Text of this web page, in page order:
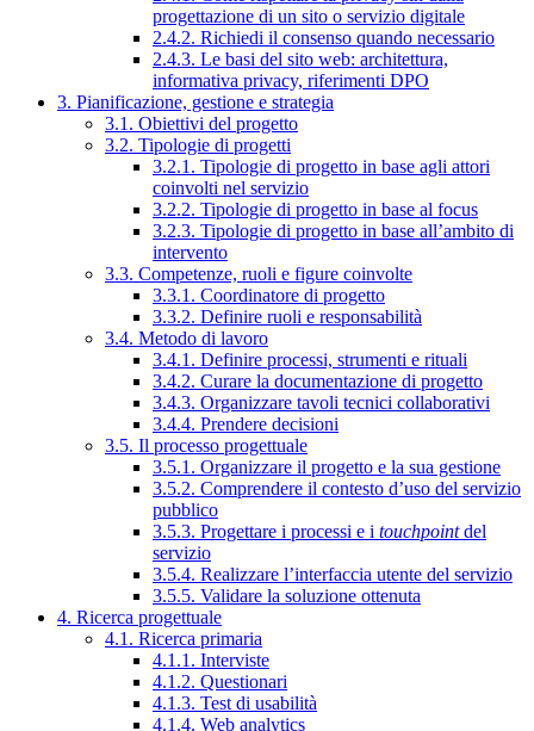
progettazione di un sito o servizio digitale
2.4.2. Richiedi il consenso quando necessario
2.4.3. Le basi del sito web: architettura,
informativa privacy, riferimenti DPO
3. Pianificazione, gestione e strategia
3.1. Obiettivi del progetto
3.2. Tipologie di progetti
3.2.1. Tipologie di progetto in base agli attori
coinvolti nel servizio
3.2.2. Tipologie di progetto in base al focus
3.2.3. Tipologie di progetto in base all’ambito di
intervento
3.3. Competenze, ruoli e figure coinvolte
3.3.1. Coordinatore di progetto
3.3.2. Definire ruoli e responsabilità
3.4. Metodo di lavoro
3.4.1. Definire processi, strumenti e rituali
3.4.2. Curare la documentazione di progetto
3.4.3. Organizzare tavoli tecnici collaborativi
3.4.4. Prendere decisioni
3.5. Il processo progettuale
3.5.1. Organizzare il progetto e la sua gestione
3.5.2. Comprendere il contesto d’uso del servizio
pubblico
3.5.3. Progettare i processi e i touchpointdel
servizio
3.5.4. Realizzare l’interfaccia utente del servizio
3.5.5. Validare la soluzione ottenuta
4. Ricerca progettuale
4.1. Ricerca primaria
4.1.1. Interviste
4.1.2. Questionari
4.1.3. Test di usabilità
4.1.4. Web analytics